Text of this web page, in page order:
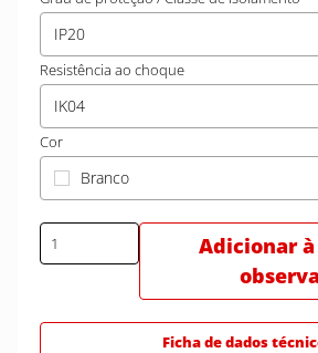
IP20
Resistência ao choque
IK04
Cor
Branco
Adicionar
Ficha de dados